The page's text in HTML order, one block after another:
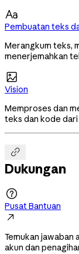

Pembuatan teks
Merangkum teks,
menerjemahkan

Vision
Memproses dan
teks dan kode dari

Dukungan

Pusat Bantuan

Temukan jawaban
akun dan